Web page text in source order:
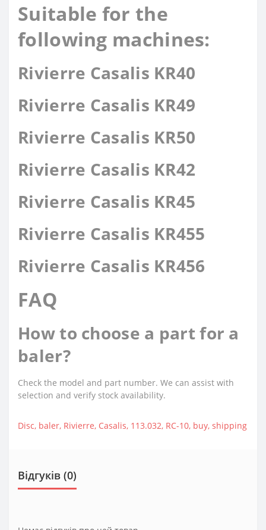
Suitable for the
following machines:
Rivierre Casalis KR40
Rivierre Casalis KR49
Rivierre Casalis KR50
Rivierre Casalis KR42
Rivierre Casalis KR45
Rivierre Casalis KR455
Rivierre Casalis KR456
FAQ
How to choose a part for a
baler?
Check the model and part number. We can assist with
selection and verify stock availability.
Disc, baler, Rivierre, Casalis, 113.032, RC-10, buy, shipping
Відгуків (0)